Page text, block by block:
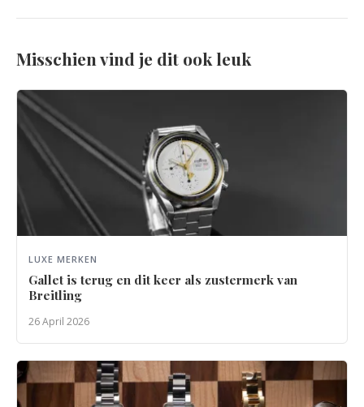
Misschien vind je dit ook leuk
LUXE MERKEN
Gallet is terug en dit keer als zustermerk van
Breitling
26 April 2026